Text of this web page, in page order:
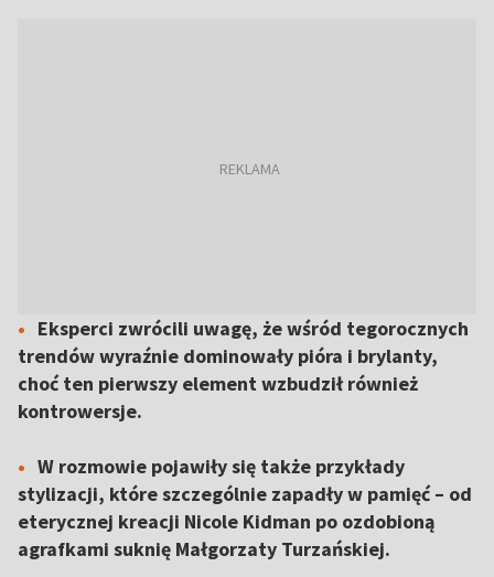
Eksperci zwrócili uwagę, że wśród tegorocznych
trendów wyraźnie dominowały pióra i brylanty,
choć ten pierwszy element wzbudził również
kontrowersje.
W rozmowie pojawiły się także przykłady
stylizacji, które szczególnie zapadły w pamięć – od
eterycznej kreacji Nicole Kidman po ozdobioną
agrafkami suknię Małgorzaty Turzańskiej.